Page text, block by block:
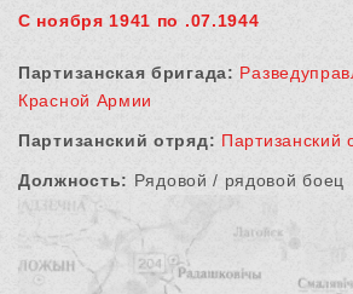
С ноября 1941 по .07.1944
Партизанская бригада:
Красной Армии
Партизанский отряд: Партизанский
Должность: Рядовой / рядовой боец